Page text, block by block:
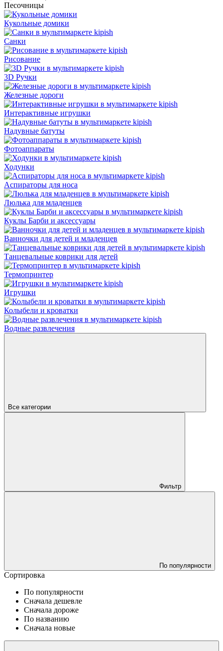
Песочницы
Кукольные домики
Санки
Рисование
3D Ручки
Железные дороги
Интерактивные игрушки
Надувные батуты
Фотоаппараты
Ходунки
Аспираторы для носа
Люлька для младенцев
Куклы Барби и аксессуары
Ванночки для детей и младенцев
Танцевальные коврики для детей
Термопринтер
Игрушки
Колыбели и кроватки
Водные развлечения
Все категории
Фильтр
По популярности
Сортировка
По популярности
Сначала дешевле
Сначала дороже
По названию
Сначала новые